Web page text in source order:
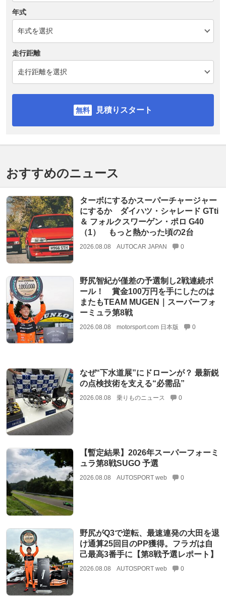
年式
走行距離
見積りスタート
おすすめのニュース
ターボにするかスーパーチャージャー
にするか ダイハツ・シャレード GTti
＆ フォルクスワーゲン・ポロ G40
（1） もっと熱かった頃の2台
2026.08.08 AUTOCAR JAPAN 0
野尻智紀が僅差の予選制し2戦連続ポ
ール！ 賞金100万円を手にしたのは
またもTEAM MUGEN｜スーパーフォ
ーミュラ第8戦
2026.08.08 motorsport.com 日本版 0
なぜ“下水道展”にドローンが？ 最新鋭
の点検技術を支える“必需品”
2026.08.08 乗りものニュース 0
【暫定結果】2026年スーパーフォーミ
ュラ第8戦SUGO 予選
2026.08.08 AUTOSPORT web 0
野尻がQ3で逆転、最速連発の大田を退
け通算25回目のPP獲得。フラガは自
己最高3番手に【第8戦予選レポート】
2026.08.08 AUTOSPORT web 0